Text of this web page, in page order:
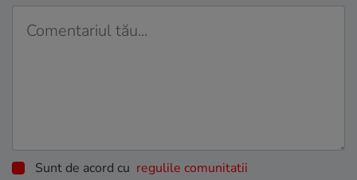
Sunt de acord cu regulile comunitatii